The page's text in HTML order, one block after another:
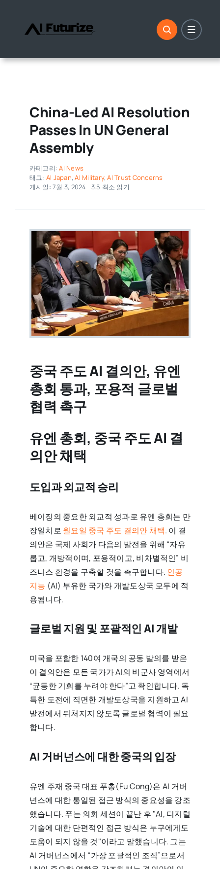
건
China-Led AI Resolution
Passes In UN General
Assembly
카테고리:AI News
태그: AI Japan,AI Military,AI Trust Concerns
게시일: 7월 3, 2024
3.5 최소 읽기
중국 주도 AI 결의안, 유엔
총회 통과, 포용적 글로벌
협력 촉구
유엔 총회, 중국 주도 AI 결
의안 채택
도입과 외교적 승리
베이징의 중요한 외교적 성과로 유엔 총회는 만
장일치로 월요일 중국 주도 결의안 채택. 이 결
의안은 국제 사회가 다음의 발전을 위해 “자유
롭고, 개방적이며, 포용적이고, 비차별적인” 비
즈니스 환경을 구축할 것을 촉구합니다. 인공
지능 (AI) 부유한 국가와 개발도상국 모두에 적
용됩니다.
글로벌 지원 및 포괄적인 AI 개발
미국을 포함한 140여 개국의 공동 발의를 받은
이 결의안은 모든 국가가 AI의 비군사 영역에서
“균등한 기회를 누려야 한다”고 확인합니다. 독
특한 도전에 직면한 개발도상국을 지원하고 AI
발전에서 뒤처지지 않도록 글로벌 협력이 필요
합니다.
AI 거버넌스에 대한 중국의 입장
유엔 주재 중국 대표 푸총(Fu Cong)은 AI 거버
넌스에 대한 통일된 접근 방식의 중요성을 강조
했습니다. 푸는 의회 세션이 끝난 후 "AI, 디지털
기술에 대한 단편적인 접근 방식은 누구에게도
도움이 되지 않을 것"이라고 말했습니다. 그는
AI 거버넌스에서 “가장 포괄적인 조직”으로서